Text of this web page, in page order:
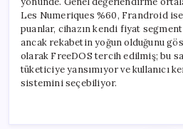
Les Numeriques %60, Frandroid
puanlar, cihazın kendi fiyat
ancak rekabetin yoğun olduğunu
olarak FreeDOS tercih edilmiş; bu
tüketiciye yansımıyor ve kullanıcı
sistemini seçebiliyor.